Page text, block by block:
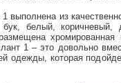
выполнена из
белый, коричневый,
хромированная
1 – это довольно
одежды, которая